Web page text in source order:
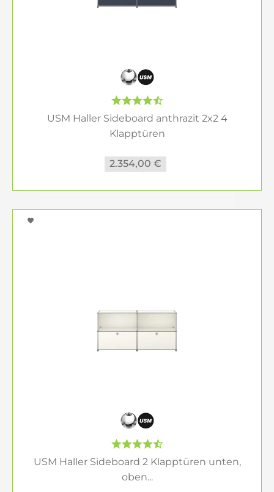
USM Haller Sideboard anthrazit 2x2 4
Klapptüren
2.354,00 €
USM Haller Sideboard 2 Klapptüren unten,
oben...